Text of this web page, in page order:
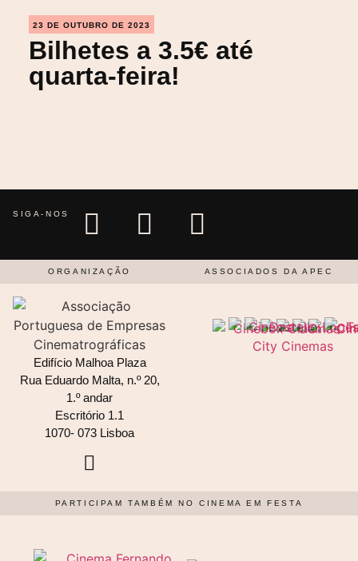
23 DE OUTUBRO DE 2023
Bilhetes a 3.5€ até
quarta-feira!
SIGA-NOS
ORGANIZAÇÃO
Edifício Malhoa Plaza
Rua Eduardo Malta, n.º 20,
1.º andar
Escritório 1.1
1070- 073 Lisboa
ASSOCIADOS DA APEC
PARTICIPAM TAMBÉM NO CINEMA EM FESTA